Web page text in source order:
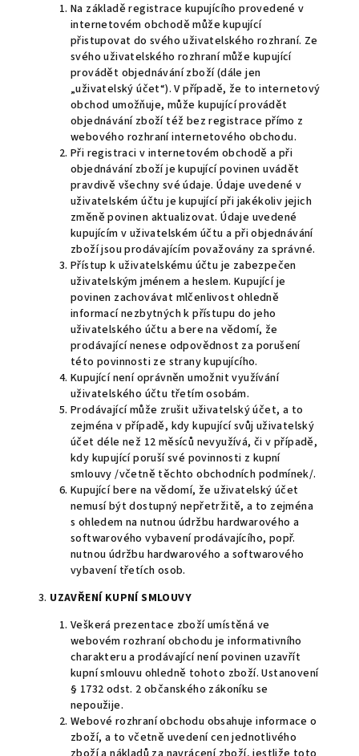
Na základě registrace kupujícího provedené v
internetovém obchodě může kupující
přistupovat do svého uživatelského rozhraní. Ze
svého uživatelského rozhraní může kupující
provádět objednávání zboží (dále jen
„uživatelský účet“). V případě, že to internetový
obchod umožňuje, může kupující provádět
objednávání zboží též bez registrace přímo z
webového rozhraní internetového obchodu.
Při registraci v internetovém obchodě a při
objednávání zboží je kupující povinen uvádět
pravdivě všechny své údaje. Údaje uvedené v
uživatelském účtu je kupující při jakékoliv jejich
změně povinen aktualizovat. Údaje uvedené
kupujícím v uživatelském účtu a při objednávání
zboží jsou prodávajícím považovány za správné.
Přístup k uživatelskému účtu je zabezpečen
uživatelským jménem a heslem. Kupující je
povinen zachovávat mlčenlivost ohledně
informací nezbytných k přístupu do jeho
uživatelského účtu a bere na vědomí, že
prodávající nenese odpovědnost za porušení
této povinnosti ze strany kupujícího.
Kupující není oprávněn umožnit využívání
uživatelského účtu třetím osobám.
Prodávající může zrušit uživatelský účet, a to
zejména v případě, kdy kupující svůj uživatelský
účet déle než 12 měsíců nevyužívá, či v případě,
kdy kupující poruší své povinnosti z kupní
smlouvy /včetně těchto obchodních podmínek/.
Kupující bere na vědomí, že uživatelský účet
nemusí být dostupný nepřetržitě, a to zejména
s ohledem na nutnou údržbu hardwarového a
softwarového vybavení prodávajícího, popř.
nutnou údržbu hardwarového a softwarového
vybavení třetích osob.
3. UZAVŘENÍ KUPNÍ SMLOUVY
Veškerá prezentace zboží umístěná ve
webovém rozhraní obchodu je informativního
charakteru a prodávající není povinen uzavřít
kupní smlouvu ohledně tohoto zboží. Ustanovení
§ 1732 odst. 2 občanského zákoníku se
nepoužije.
Webové rozhraní obchodu obsahuje informace o
zboží, a to včetně uvedení cen jednotlivého